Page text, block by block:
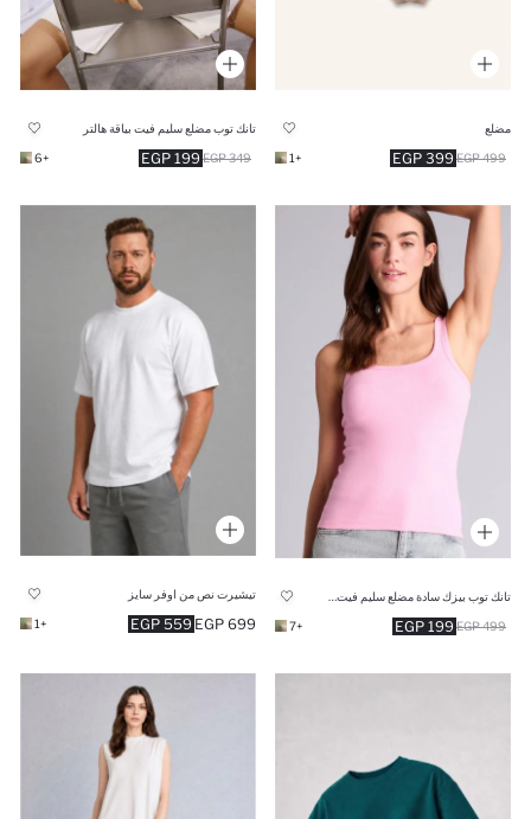
مضلع
399 EGP 499 EGP
+1
تانك توب مضلع سليم فيت بياقة هالتر
199 EGP 349 EGP
+6
199 EGP 499 EGP
+7
تيشيرت نص من اوفر سايز
559 EGP 699 EGP
+1